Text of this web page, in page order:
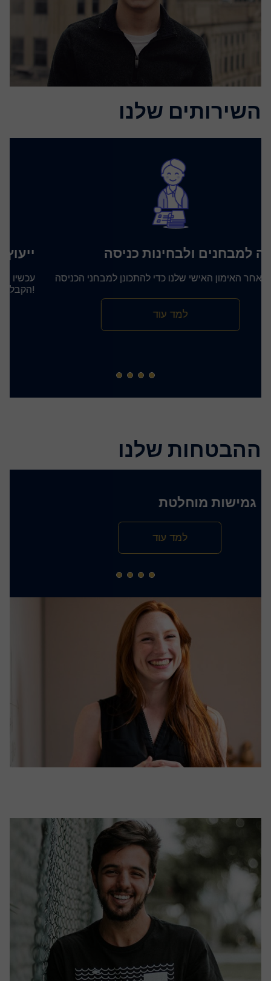
השירותים שלנו
הכנה למבחנים ולבחינות כניסה
עקוב אחר האימון האישי שלנו כדי להתכונן למבחני הכניסה!
ההבטחות שלנו
גמישות מוחלטת